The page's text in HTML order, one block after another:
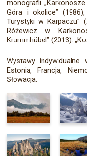
monografii
Góra i okolice”
Turystyki w Karpaczu”
Różewicz w
Krummhübel” (2013),
Wystawy
Estonia, Francja,
Słowacja.